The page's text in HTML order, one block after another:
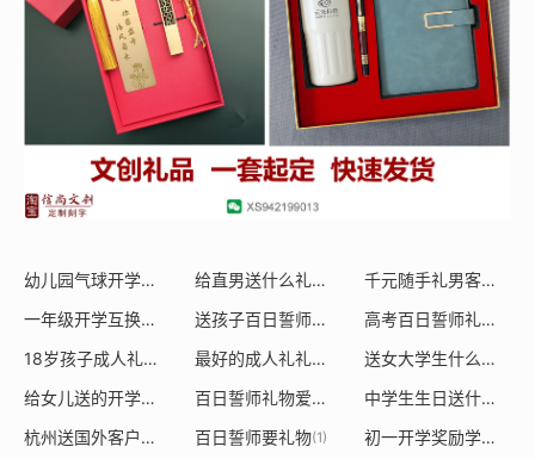
幼儿园气球开学礼品送什么好一点呢 (1) 给直男送什么礼物合适 (0)
千元随手礼男客户送什么比较好
一年级开学互换小礼物有哪些呢
(1) 送孩子百日誓师礼物
高考百日誓师礼物仪式感女生
18岁孩子成人礼该送什么礼品呢
(1) 最好的成人礼礼物 送女大学生什么礼物好
给女儿送的开学小礼物送什么合适 (0) 百日誓师礼物爱意表达什么 (0)
中学生生日送什么礼物合适
杭州送国外客户礼品的地方
(1)
百日誓师要礼物(1) 初一开学奖励学生礼品有哪些